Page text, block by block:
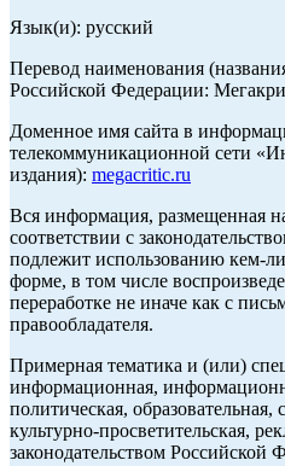
Язык(и): русский
Перевод наименования
Российской Федерации:
Доменное имя сайта в
телекоммуникационной сети
издания): megacritic.ru
Вся информация, размещенная
соответствии с
подлежит использованию кем-
форме, в том числе
переработке не иначе как с
правообладателя.
Примерная тематика и (или)
информационная,
политическая, образовательная,
культурно-просветительская,
законодательством Российской